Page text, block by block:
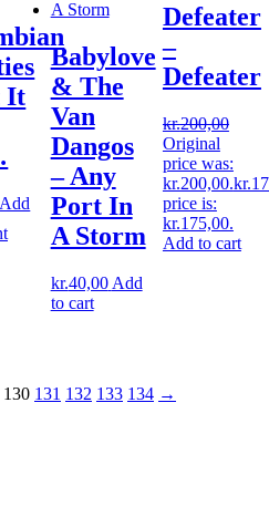
It
Add
Babylove
& The
Van
Dangos
‎– Any
Port In
A Storm
kr.40,00 Add
to cart
Defeater
‎–
Defeater
kr.200,00
Original
price was:
kr.200,00.kr.
price is:
kr.175,00.
Add to cart
130 131 132 133 134 →